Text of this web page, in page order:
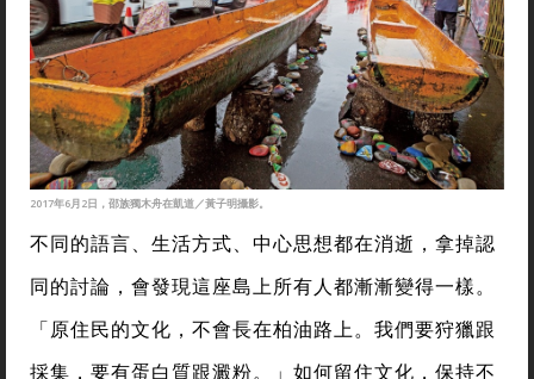
2017年6月2日，邵族獨木舟在凱道／黃子明攝影。
不同的語言、生活方式、中心思想都在消逝，拿掉認
同的討論，會發現這座島上所有人都漸漸變得一樣。
「原住民的文化，不會長在柏油路上。我們要狩獵跟
採集，要有蛋白質跟澱粉。」如何留住文化，保持不